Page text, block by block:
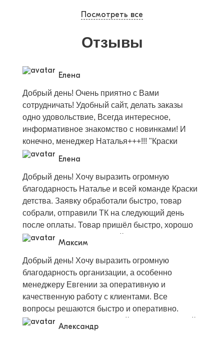
Посмотреть все
Отзывы
Елена
Добрый день! Очень приятно с Вами
сотрудничать! Удобный сайт, делать заказы
одно удовольствие, Всегда интересное,
информативное знакомство с новинками! И
конечно, менеджер Наталья+++!!! "Краски
Детства" Вы лучшие партнеры!
Елена
Добрый день! Хочу выразить огромную
благодарность Наталье и всей команде Краски
детства. Заявку обработали быстро, товар
собрали, отправили ТК на следующий день
после оплаты. Товар пришёл быстро, хорошо
упакован без повреждений, все в наличии
вкусом, хорошего качества. Успехов,
процветания, достатка, новый проектов и
достижений вашей команде!
Максим
Добрый день! Хочу выразить огромную
благодарность организации, а особенно
менеджеру Евгении за оперативную и
качественную работу с клиентами. Все
вопросы решаются быстро и оперативно.
Ассортимент очень большой и разнообразный
для разного возраста и любого мероприятия.
Александр